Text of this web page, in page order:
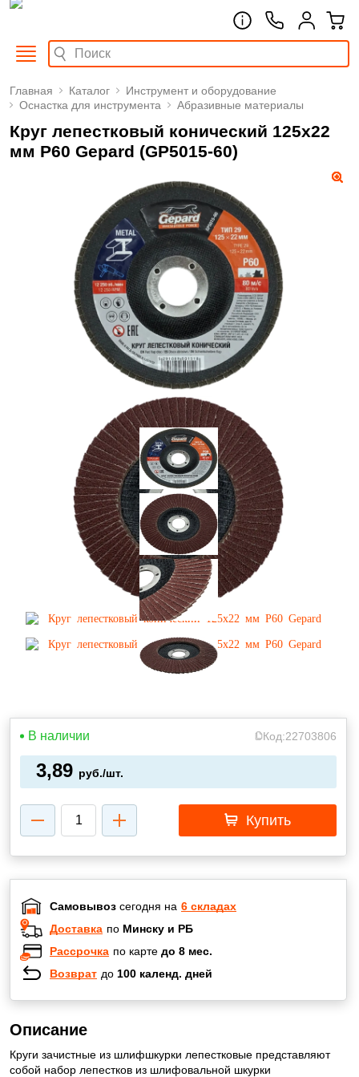
Главная Каталог
Инструмент и оборудование
Оснастка для инструмента
Абразивные материалы
Круг лепестковый конический 125х22
мм P60 Gepard (GP5015-60)
В наличии Код:22703806
3,89 руб./шт.
Купить
Самовывоз сегодня на 6 складах
Доставка по Минску и РБ
Рассрочка по карте до 8 мес.
Возврат до 100 календ. дней
Описание
Круги зачистные из шлифшкурки лепестковые представляют
собой набор лепестков из шлифовальной шкурки